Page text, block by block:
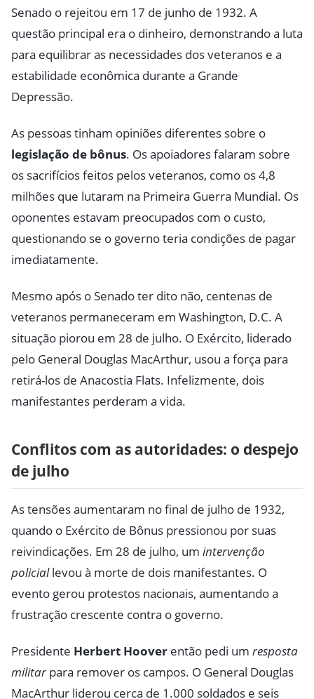
Senado o rejeitou em 17 de junho de 1932. A
questão principal era o dinheiro, demonstrando a luta
para equilibrar as necessidades dos veteranos e a
estabilidade econômica durante a Grande
Depressão.
As pessoas tinham opiniões diferentes sobre o
legislação de bônus. Os apoiadores falaram sobre
os sacrifícios feitos pelos veteranos, como os 4,8
milhões que lutaram na Primeira Guerra Mundial. Os
oponentes estavam preocupados com o custo,
questionando se o governo teria condições de pagar
imediatamente.
Mesmo após o Senado ter dito não, centenas de
veteranos permaneceram em Washington, D.C. A
situação piorou em 28 de julho. O Exército, liderado
pelo General Douglas MacArthur, usou a força para
retirá-los de Anacostia Flats. Infelizmente, dois
manifestantes perderam a vida.
Conflitos com as autoridades: o despejo
de julho
As tensões aumentaram no final de julho de 1932,
quando o Exército de Bônus pressionou por suas
reivindicações. Em 28 de julho, um intervenção
policiallevou à morte de dois manifestantes. O
evento gerou protestos nacionais, aumentando a
frustração crescente contra o governo.
Presidente Herbert Hoover então pedi um resposta
militarpara remover os campos. O General Douglas
MacArthur liderou cerca de 1.000 soldados e seis